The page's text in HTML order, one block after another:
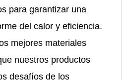
para garantizar una
del calor y eficiencia.
mejores materiales
nuestros productos
desafíos de los